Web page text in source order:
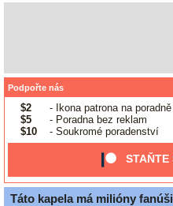
Podpořte nás
$2
- Ikona patrona na poradně
$5
- Poradna bez reklam
$10
- Soukromé poradenství
STAŇTE
Táto kapela má milióny